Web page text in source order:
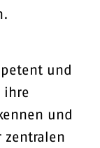
und
ihre
und
zentralen